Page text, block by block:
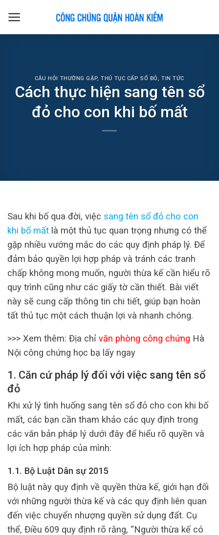
CÂU HỎI THƯỜNG GẶP,THỦ TỤC CẤP SỔ ĐỎ, TIN TỨC
Cách thực hiện sang tên sổ
đỏ cho con khi bố mất
Sau khi bố qua đời, việc sang tên sổ đỏ cho con
khi bố mất là một thủ tục quan trọng nhưng có thể
gặp nhiều vướng mắc do các quy định pháp lý. Để
đảm bảo quyền lợi hợp pháp và tránh các tranh
chấp không mong muốn, người thừa kế cần hiểu rõ
quy trình cũng như các giấy tờ cần thiết. Bài viết
này sẽ cung cấp thông tin chi tiết, giúp bạn hoàn
tất thủ tục một cách thuận lợi và nhanh chóng.
>>> Xem thêm: Địa chỉ văn phòng công chứng Hà
Nội công chứng học bạ lấy ngay
1. Căn cứ pháp lý đối với việc sang tên sổ
đỏ
Khi xử lý tình huống sang tên sổ đỏ cho con khi bố
mất, các bạn cần tham khảo các quy định trong
các văn bản pháp lý dưới đây để hiểu rõ quyền và
lợi ích hợp pháp của mình:
1.1. Bộ Luật Dân sự 2015
Bộ luật này quy định về quyền thừa kế, giới hạn đối
với những người thừa kế và các quy định liên quan
đến việc chuyển nhượng quyền sử dụng đất. Cụ
thể, Điều 609 quy định rõ rằng, “Người thừa kế có